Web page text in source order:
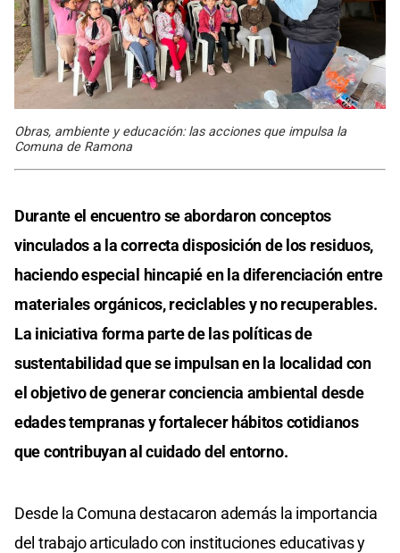
Obras, ambiente y educación: las acciones que impulsa la
Comuna de Ramona
Durante el encuentro se abordaron conceptos
vinculados a la correcta disposición de los residuos,
haciendo especial hincapié en la diferenciación entre
materiales orgánicos, reciclables y no recuperables.
La iniciativa forma parte de las políticas de
sustentabilidad que se impulsan en la localidad con
el objetivo de generar conciencia ambiental desde
edades tempranas y fortalecer hábitos cotidianos
que contribuyan al cuidado del entorno.
Desde la Comuna destacaron además la importancia
del trabajo articulado con instituciones educativas y